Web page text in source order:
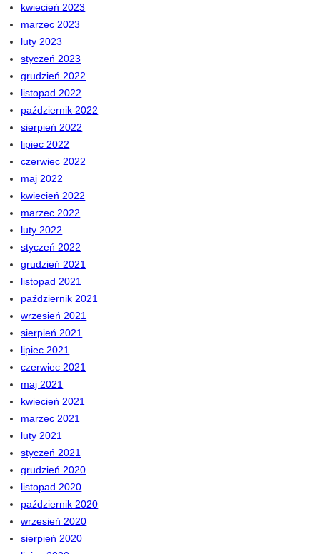
kwiecień 2023
marzec 2023
luty 2023
styczeń 2023
grudzień 2022
listopad 2022
październik 2022
sierpień 2022
lipiec 2022
czerwiec 2022
maj 2022
kwiecień 2022
marzec 2022
luty 2022
styczeń 2022
grudzień 2021
listopad 2021
październik 2021
wrzesień 2021
sierpień 2021
lipiec 2021
czerwiec 2021
maj 2021
kwiecień 2021
marzec 2021
luty 2021
styczeń 2021
grudzień 2020
listopad 2020
październik 2020
wrzesień 2020
sierpień 2020